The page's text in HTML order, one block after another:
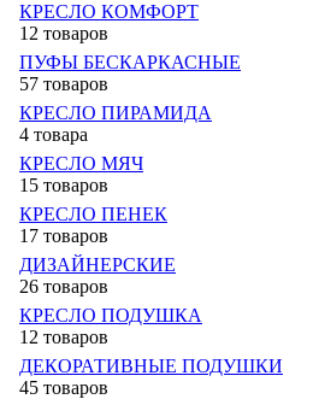
КРЕСЛО КОМФОРТ
12 товаров
ПУФЫ БЕСКАРКАСНЫЕ
57 товаров
КРЕСЛО ПИРАМИДА
4 товара
КРЕСЛО МЯЧ
15 товаров
КРЕСЛО ПЕНЕК
17 товаров
ДИЗАЙНЕРСКИЕ
26 товаров
КРЕСЛО ПОДУШКА
12 товаров
ДЕКОРАТИВНЫЕ ПОДУШКИ
45 товаров